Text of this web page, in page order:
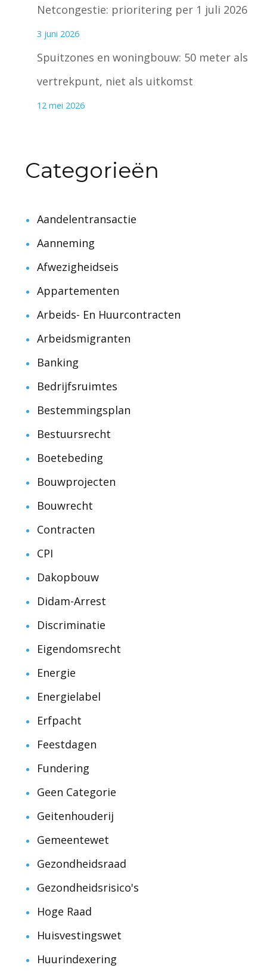
Netcongestie: prioritering per 1 juli 2026
3 juni 2026
Spuitzones en woningbouw: 50 meter als
vertrekpunt, niet als uitkomst
12 mei 2026
Categorieën
Aandelentransactie
Aanneming
Afwezigheidseis
Appartementen
Arbeids- En Huurcontracten
Arbeidsmigranten
Banking
Bedrijfsruimtes
Bestemmingsplan
Bestuursrecht
Boetebeding
Bouwprojecten
Bouwrecht
Contracten
CPI
Dakopbouw
Didam-Arrest
Discriminatie
Eigendomsrecht
Energie
Energielabel
Erfpacht
Feestdagen
Fundering
Geen Categorie
Geitenhouderij
Gemeentewet
Gezondheidsraad
Gezondheidsrisico's
Hoge Raad
Huisvestingswet
Huurindexering